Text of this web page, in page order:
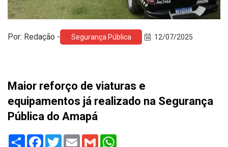
Por: Redação - Segurança Pública 12/07/2025
Maior reforço de viaturas e
equipamentos já realizado na Segurança
Pública do Amapá
Share Facebook
TwitterEmail Gmail